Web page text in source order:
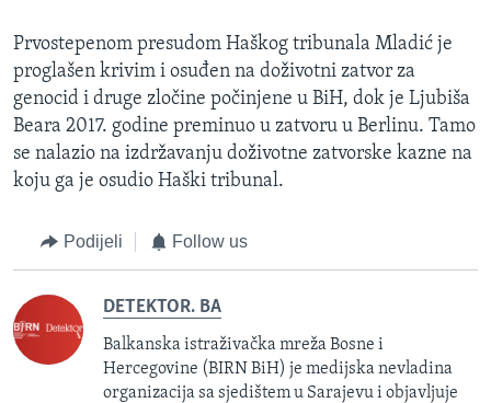
Prvostepenom presudom Haškog tribunala Mladić je
proglašen krivim i osuđen na doživotni zatvor za
genocid i druge zločine počinjene u BiH, dok je Ljubiša
Beara 2017. godine preminuo u zatvoru u Berlinu. Tamo
se nalazio na izdržavanju doživotne zatvorske kazne na
koju ga je osudio Haški tribunal.
Podijeli Follow us
DETEKTOR. BA
Balkanska istraživačka mreža Bosne i
Hercegovine (BIRN BiH) je medijska nevladina
organizacija sa sjedištem u Sarajevu i objavljuje